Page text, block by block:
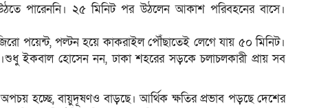
পারেননি। ২৫ মিনিট পর উঠলেন আকাশ পরিবহনের বাসে।
পয়েন্ট, পল্টন হয়ে কাকরাইল পৌঁছাতেই লেগে যায় ৫০ মিনিট।
ইকবাল হোসেন নন, ঢাকা শহরের সড়কে চলাচলকারী প্রায় সব
হচ্ছে, বায়ুদূষণও বাড়ছে। আর্থিক ক্ষতির প্রভাব পড়ছে দেশের